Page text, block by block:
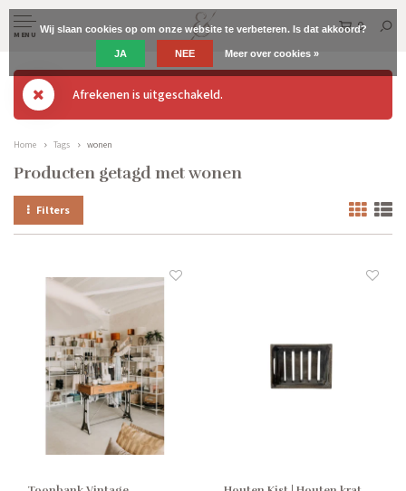
MENU
0
Afrekenen is uitgeschakeld.
Home Tags wonen
Producten getagd met wonen
Filters
Wij slaan cookies op om onze website te verbeteren. Is dat akkoord?
JA NEE Meer over cookies »